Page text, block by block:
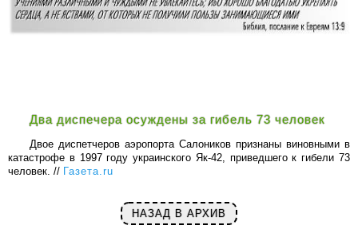
Два диспечера осуждены за гибель 73 человек
Двое диспетчеров аэропорта Салоников признаны виновными в
катастрофе в 1997 году украинского Як-42, приведшего к гибели 73
человек. // Газета.ru
НАЗАД В АРХИВ